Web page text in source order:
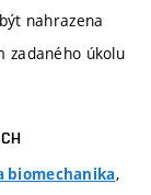
nahrazena
zadaného úkolu
biomechanika,